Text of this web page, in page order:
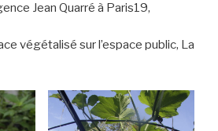
Jean Quarré à Paris19,
végétalisé sur l’espace public, La